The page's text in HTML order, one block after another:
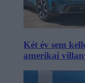
Két év sem
amerikai